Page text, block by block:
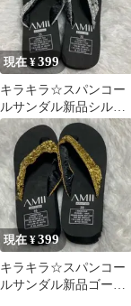
現在 ¥399
キラキラ☆スパンコー
ルサンダル新品シルバ
ー35サイズ
現在 ¥399
キラキラ☆スパンコー
ルサンダル新品ゴール